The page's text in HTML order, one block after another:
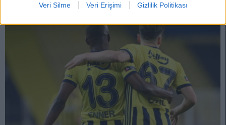
Veri Silme Veri Erişimi Gizlilik Politikası